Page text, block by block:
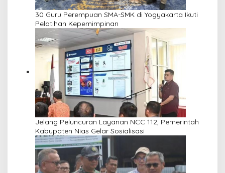
30 Guru Perempuan SMA-SMK di Yogyakarta Ikuti
Pelatihan Kepemimpinan
Jelang Peluncuran Layanan NCC 112, Pemerintah
Kabupaten Nias Gelar Sosialisasi